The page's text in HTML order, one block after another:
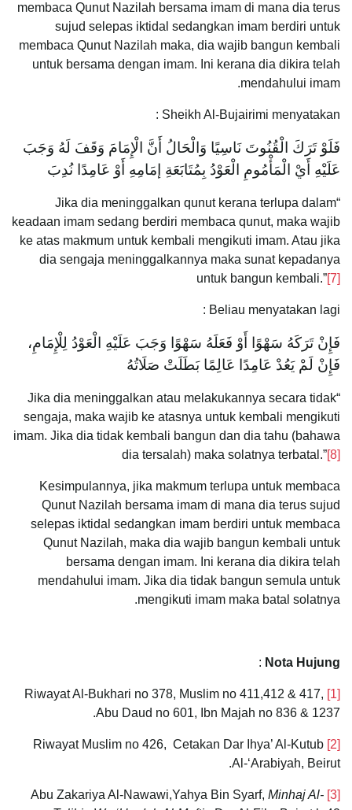
membaca Qunut Nazilah bersama imam di mana dia terus
sujud selepas iktidal sedangkan imam berdiri untuk
membaca Qunut Nazilah maka, dia wajib bangun kembali
untuk bersama dengan imam. Ini kerana dia dikira telah
mendahului imam.
Sheikh Al-Bujairimi menyatakan :
فَلَوْ تَرَكَ الْقُنُوتَ نَاسِيًا وَالْحَالُ أَنَّ الْإِمَامَ وَقَفَ لَهُ وَجَبَ
عَلَيْهِ أَيْ الْمَأْمُومِ الْعَوْدُ بِمُتَابَعَةِ إمَامِهِ أَوْ عَامِدًا نُدِبَ
“Jika dia meninggalkan qunut kerana terlupa dalam
keadaan imam sedang berdiri membaca qunut, maka wajib
ke atas makmum untuk kembali mengikuti imam. Atau jika
dia sengaja meninggalkannya maka sunat kepadanya
untuk bangun kembali.”[7]
Beliau menyatakan lagi :
فَإِنْ تَرَكَهُ سَهْوًا أَوْ فَعَلَهُ سَهْوًا وَجَبَ عَلَيْهِ الْعَوْدُ لِلْإِمَامِ،
فَإِنْ لَمْ يَعُدْ عَامِدًا عَالِمًا بَطَلَتْ صَلَاتُهُ
“Jika dia meninggalkan atau melakukannya secara tidak
sengaja, maka wajib ke atasnya untuk kembali mengikuti
imam. Jika dia tidak kembali bangun dan dia tahu (bahawa
dia tersalah) maka solatnya terbatal.”[8]
Kesimpulannya, jika makmum terlupa untuk membaca
Qunut Nazilah bersama imam di mana dia terus sujud
selepas iktidal sedangkan imam berdiri untuk membaca
Qunut Nazilah, maka dia wajib bangun kembali untuk
bersama dengan imam. Ini kerana dia dikira telah
mendahului imam. Jika dia tidak bangun semula untuk
mengikuti imam maka batal solatnya.
Nota Hujung
:
[1]
Riwayat Al-Bukhari no 378, Muslim no 411,412 & 417,
Abu Daud no 601, Ibn Majah no 836 & 1237.
[2]
Riwayat Muslim no 426, Cetakan Dar Ihya’ Al-Kutub
Al-‘Arabiyah, Beirut.
[3]
Minhaj Al-